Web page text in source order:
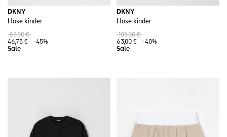
DKNY
Hose kinder
85,00 €
46,75 €
-45%
DKNY
Hose kinder
105,00 €
63,00 €
-40%